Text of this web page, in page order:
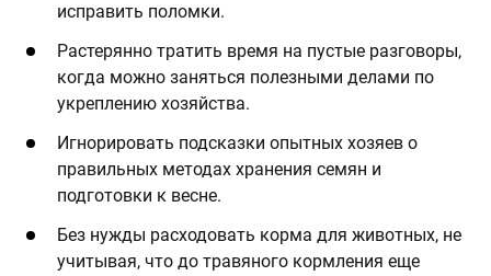
исправить поломки.
Растерянно тратить время на пустые разговоры,
когда можно заняться полезными делами по
укреплению хозяйства.
Игнорировать подсказки опытных хозяев о
правильных методах хранения семян и
подготовки к весне.
Без нужды расходовать корма для животных, не
учитывая, что до травяного кормления еще